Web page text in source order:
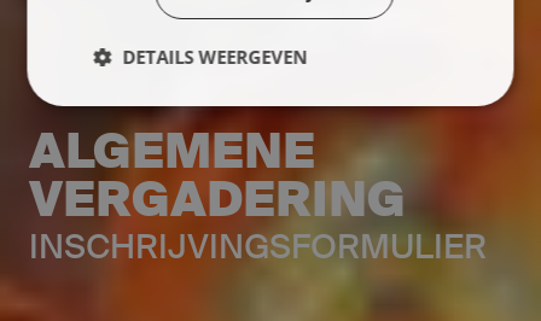
ALGEMENE
VERGADERING
INSCHRIJVINGSFORMULIER
DETAILS WEERGEVEN